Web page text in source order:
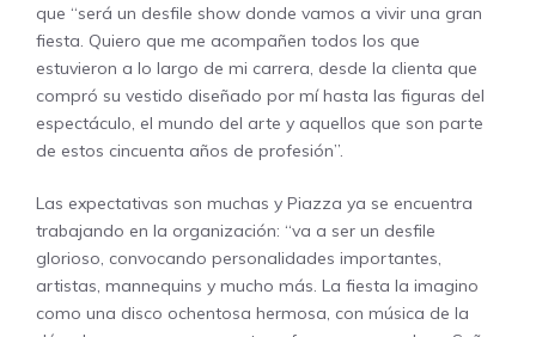
que “será un desfile show donde vamos a vivir una gran
fiesta. Quiero que me acompañen todos los que
estuvieron a lo largo de mi carrera, desde la clienta que
compró su vestido diseñado por mí hasta las figuras del
espectáculo, el mundo del arte y aquellos que son parte
de estos cincuenta años de profesión”.
Las expectativas son muchas y Piazza ya se encuentra
trabajando en la organización: “va a ser un desfile
glorioso, convocando personalidades importantes,
artistas, mannequins y mucho más. La fiesta la imagino
como una disco ochentosa hermosa, con música de la